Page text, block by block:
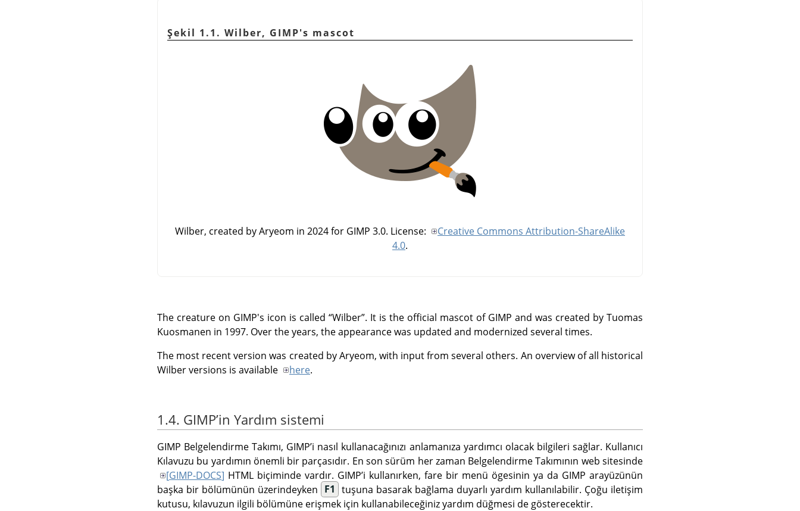
Şekil 1.1. Wilber, GIMP's mascot
Wilber, created by Aryeom in 2024 for GIMP 3.0. License:
Creative Commons Attribution-ShareAlike
4.0.
The creature on GIMP's icon is called “Wilber”. It is the official mascot of GIMP and was created by Tuomas
Kuosmanen in 1997. Over the years, the appearance was updated and modernized several times.
The most recent version was created by Aryeom, with input from several others. An overview of all historical
Wilber versions is available
here.
1.4. GIMPʼin Yardım sistemi
GIMP Belgelendirme Takımı, GIMPʼi nasıl kullanacağınızı anlamanıza yardımcı olacak bilgileri sağlar. Kullanıcı
Kılavuzu bu yardımın önemli bir parçasıdır. En son sürüm her zaman Belgelendirme Takımının web sitesinde
[GIMP-DOCS] HTML biçiminde vardır. GIMPʼi kullanırken, fare bir menü ögesinin ya da GIMP arayüzünün
başka bir bölümünün üzerindeyken F1 tuşuna basarak bağlama duyarlı yardım kullanılabilir. Çoğu iletişim
kutusu, kılavuzun ilgili bölümüne erişmek için kullanabileceğiniz yardım düğmesi de gösterecektir.